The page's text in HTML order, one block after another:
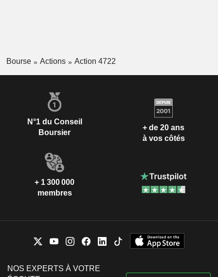
Bourse Actions Action 4722
N°1 du Conseil
Boursier
+ de 20 ans
à vos côtés
+ 1 300 000
membres
NOS EXPERTS À VOTRE